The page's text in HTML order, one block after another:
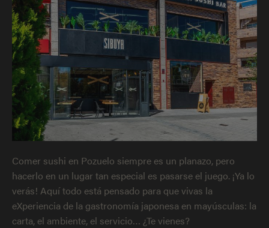
Comer sushi en Pozuelo siempre es un planazo, pero
hacerlo en un lugar tan especial es pasarse el juego. ¡Ya lo
verás! Aquí todo está pensado para que vivas la
eXperiencia de la gastronomía japonesa en mayúsculas: la
carta, el ambiente, el servicio… ¿Te vienes?